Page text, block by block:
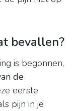
bevallen?
is begonnen,
de
eerste
pijn in je